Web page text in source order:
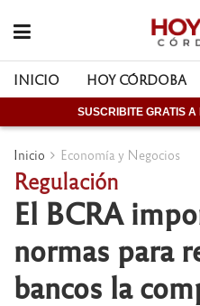
INICIO HOY CÓRDOBA
SUSCRIBITE GRATIS
Inicio Economía y Negocios
Regulación
El BCRA
normas para
bancos la